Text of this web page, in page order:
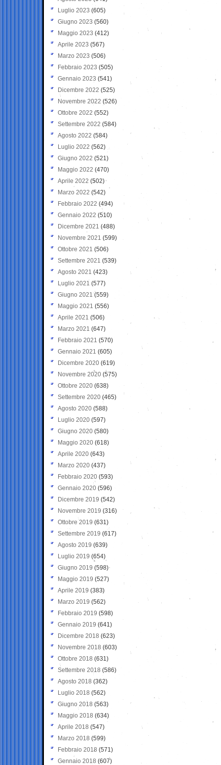
Luglio 2023 (605)
Giugno 2023 (560)
Maggio 2023 (412)
Aprile 2023 (567)
Marzo 2023 (506)
Febbraio 2023 (505)
Gennaio 2023 (541)
Dicembre 2022 (525)
Novembre 2022 (526)
Ottobre 2022 (552)
Settembre 2022 (584)
Agosto 2022 (584)
Luglio 2022 (562)
Giugno 2022 (521)
Maggio 2022 (470)
Aprile 2022 (502)
Marzo 2022 (542)
Febbraio 2022 (494)
Gennaio 2022 (510)
Dicembre 2021 (488)
Novembre 2021 (599)
Ottobre 2021 (506)
Settembre 2021 (539)
Agosto 2021 (423)
Luglio 2021 (577)
Giugno 2021(559)
Maggio 2021 (556)
Aprile 2021 (506)
Marzo 2021 (647)
Febbraio 2021 (570)
Gennaio 2021 (605)
Dicembre 2020 (619)
Novembre 2020 (575)
Ottobre 2020 (638)
Settembre 2020(465)
Agosto 2020 (588)
Luglio 2020 (597)
Giugno 2020 (580)
Maggio 2020 (618)
Aprile 2020 (643)
Marzo 2020 (437)
Febbraio 2020 (593)
Gennaio 2020 (596)
Dicembre 2019 (542)
Novembre 2019 (316)
Ottobre 2019 (631)
Settembre 2019 (617)
Agosto 2019 (639)
Luglio 2019 (654)
Giugno 2019 (598)
Maggio 2019 (527)
Aprile 2019 (383)
Marzo 2019 (562)
Febbraio 2019 (598)
Gennaio 2019 (641)
Dicembre 2018 (623)
Novembre 2018 (603)
Ottobre 2018 (631)
Settembre 2018 (586)
Agosto 2018 (362)
Luglio 2018 (562)
Giugno 2018 (563)
Maggio 2018 (634)
Aprile 2018 (547)
Marzo 2018 (599)
Febbraio 2018 (571)
Gennaio 2018 (607)